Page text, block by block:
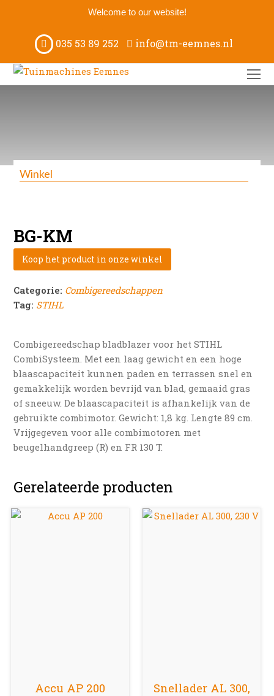
Welcome to our website!
035 53 89 252 info@tm-eemnes.nl
Winkel
BG-KM
Koop het product in onze winkel
Categorie: Combigereedschappen
Tag: STIHL
Combigereedschap bladblazer voor het STIHL
CombiSysteem. Met een laag gewicht en een hoge
blaascapaciteit kunnen paden en terrassen snel en
gemakkelijk worden bevrijd van blad, gemaaid gras
of sneeuw. De blaascapaciteit is afhankelijk van de
gebruikte combimotor. Gewicht: 1,8 kg. Lengte 89 cm.
Vrijgegeven voor alle combimotoren met
beugelhandgreep (R) en FR 130 T.
Gerelateerde producten
Accu AP 200
Snellader AL 300,